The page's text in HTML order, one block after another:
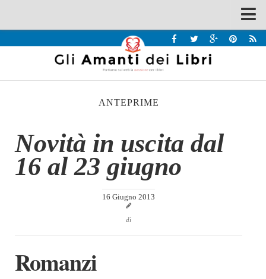
Recensioni
Interviste & Incontri
Chi siamo
Contatti
Chi siamo
ANTEPRIME
Novità in uscita dal
16 al 23 giugno
16 Giugno 2013
di
Romanzi